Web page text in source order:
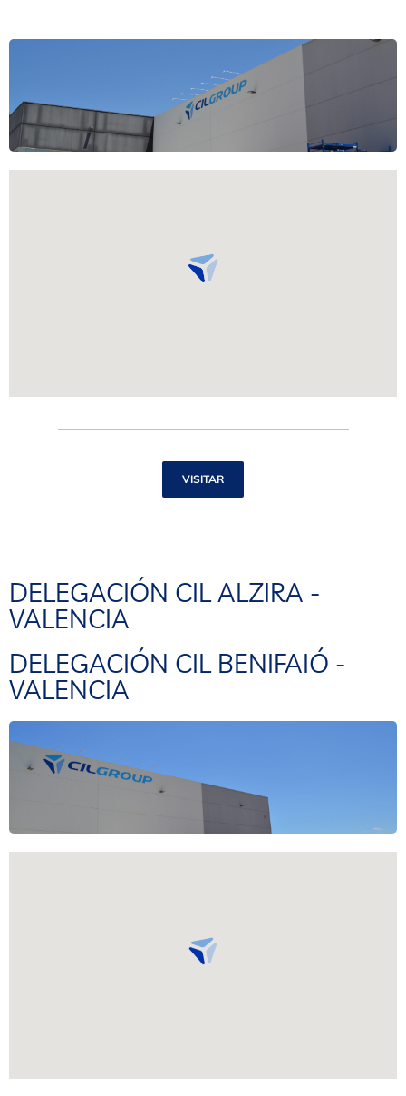
C/ De Les Masies, 19 (Pol. Ind. Can Serra), Sant
Esteve de Sesrovires, 08635 Barcelona M.
678018506
VISITAR
DELEGACIÓN CIL ALZIRA -
VALENCIA
DELEGACIÓN CIL BENIFAIÓ -
VALENCIA
Carrer de la Solidaritat, 2, 46600 Alzira – València.